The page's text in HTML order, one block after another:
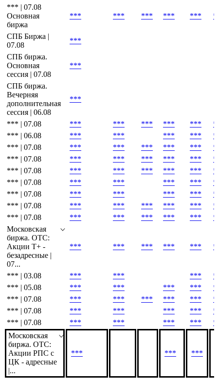
*** | 07.08
Основная
биржа
*** *** *** *** ***
СПБ Биржа |
07.08
***
СПБ биржа.
Основная
сессия | 07.08
***
СПБ биржа.
Вечерняя
дополнительная
сессия | 06.08
***
*** | 07.08 *** *** *** *** ***
*** | 06.08
*** *** *** ***
*** | 07.08
*** *** *** *** ***
*** | 07.08
*** *** *** *** ***
*** | 07.08
*** *** *** *** ***
*** | 07.08
*** *** *** ***
*** | 07.08
*** *** *** ***
*** | 07.08
*** *** *** *** ***
*** | 07.08
*** *** *** *** ***
Московская
биржа. OTC:
Акции T+ -
безадресные |
07...
*** *** *** *** ***
*** | 03.08 *** *** ***
*** | 05.08
*** *** *** ***
*** | 07.08
*** *** *** *** ***
*** | 07.08
*** *** *** ***
*** | 07.08
*** *** *** ***
Московская
биржа. OTC:
Акции РПС с
ЦК - адресные
|...
*** *** ***